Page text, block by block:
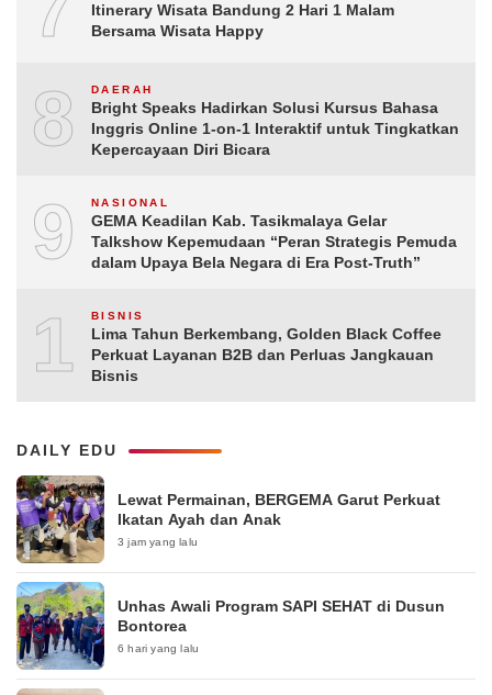
Itinerary Wisata Bandung 2 Hari 1 Malam
Bersama Wisata Happy
8 DAERAH
Bright Speaks Hadirkan Solusi Kursus Bahasa
Inggris Online 1-on-1 Interaktif untuk Tingkatkan
Kepercayaan Diri Bicara
9 NASIONAL
GEMA Keadilan Kab. Tasikmalaya Gelar
Talkshow Kepemudaan “Peran Strategis Pemuda
dalam Upaya Bela Negara di Era Post-Truth”
10BISNIS
Lima Tahun Berkembang, Golden Black Coffee
Perkuat Layanan B2B dan Perluas Jangkauan
Bisnis
DAILY EDU
Lewat Permainan, BERGEMA Garut Perkuat
Ikatan Ayah dan Anak
3 jam yang lalu
Unhas Awali Program SAPI SEHAT di Dusun
Bontorea
6 hari yang lalu